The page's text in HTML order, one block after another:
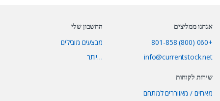
אנחנו ממליצים
+060 (800) 801-858
info@currentstock.net
החשבון שלי
מבצעים מובילים
…יותר
שירות לקוחות
מארזים / מאווררים למתחם